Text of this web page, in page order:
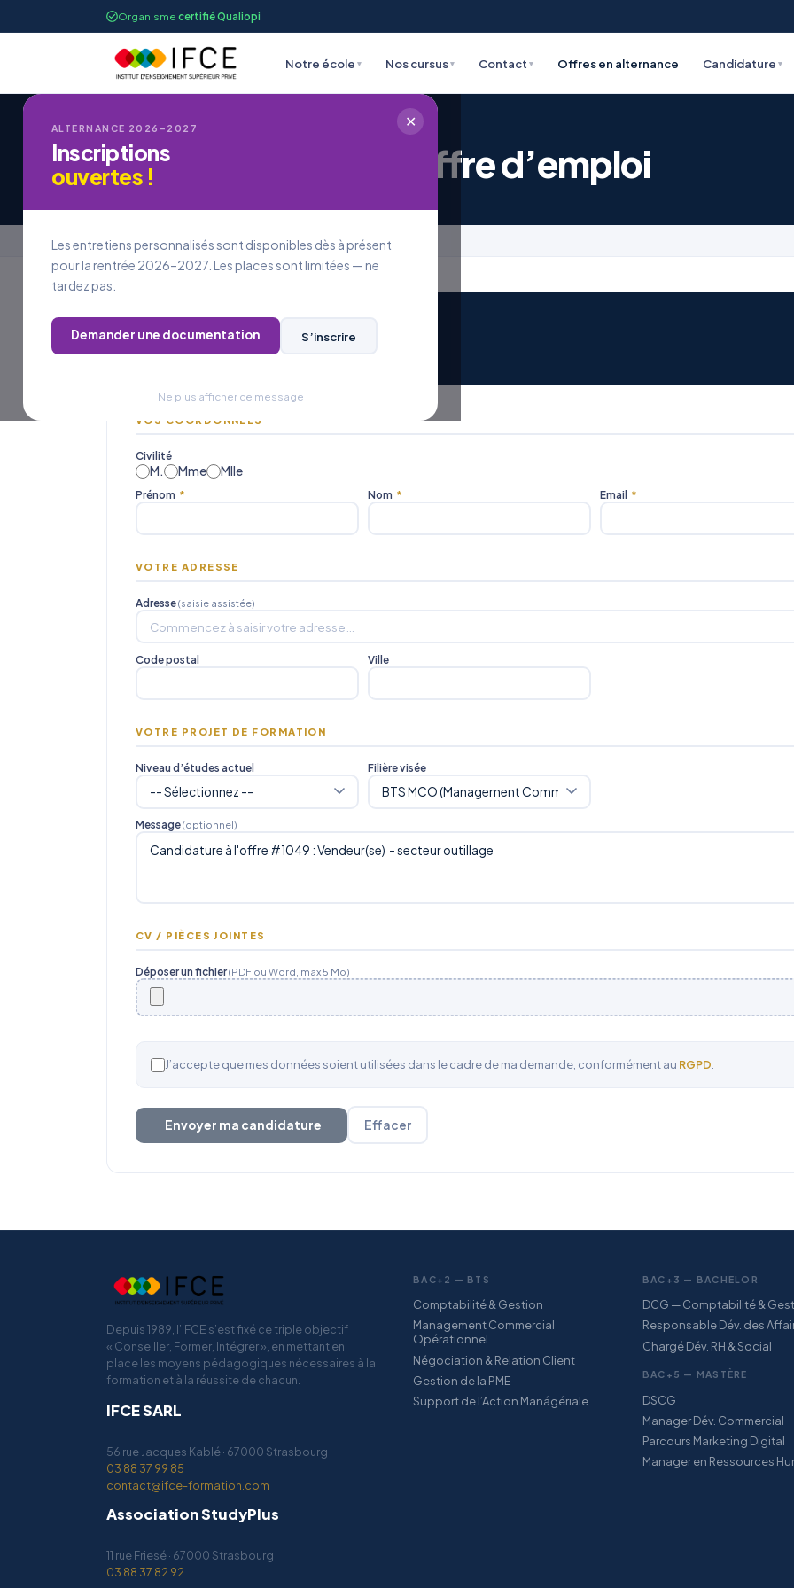
Organisme certifié Qualiopi
Notre école ▾ Nos cursus▾ Contact ▾ Offres en alternance Candidature ▾
✕
ALTERNANCE 2026–2027
Inscriptions
ouvertes !
Les entretiens personnalisés sont disponibles dès à présent
pour la rentrée 2026–2027. Les places sont limitées — ne
tardez pas.
Demander une documentation S’inscrire
Ne plus afficher ce message
Candidature à une offre d’emploi
Accueil › Candidature à une offre d’emploi
Postuler àune offre
VOS COORDONNÉES
Civilité
M. Mme Mlle
Prénom * Nom * Email *
VOTRE ADRESSE
Adresse(saisie assistée)
Code postal Ville
VOTRE PROJET DE FORMATION
Niveau d’études actuel Filière visée
Message(optionnel)
CV / PIÈCES JOINTES
Déposer un fichier(PDF ou Word, max 5 Mo)
J’accepte que mes données soient utilisées dans le cadre de ma demande, conformément au RGPD.
Envoyer ma candidature Effacer
Depuis 1989, l’IFCE s’est fixé ce triple objectif
« Conseiller, Former, Intégrer », en mettant en
place les moyens pédagogiques nécessaires à la
formation et à la réussite de chacun.
IFCE SARL
56 rue Jacques Kablé · 67000 Strasbourg
03 88 37 99 85
contact@ifce-formation.com
Association StudyPlus
11 rue Friesé · 67000 Strasbourg
03 88 37 82 92
BAC+2 — BTS
Comptabilité & Gestion
Management Commercial
Opérationnel
Négociation & Relation Client
Gestion de la PME
Support de l’Action Manágériale
BAC+3 — BACHELOR
DCG — Comptabilité &
Responsable Dév. des
Chargé Dév. RH & Social
BAC+5 — MASTÈRE
DSCG
Manager Dév. Commercial
Parcours Marketing Digital
Manager en Ressources